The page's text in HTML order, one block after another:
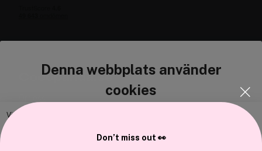
Denna webbplats använder
cookies
Vi använder enhetsidentifierare för att anpassa innehållet och
Cocopanda.se
Don’t miss out 👀